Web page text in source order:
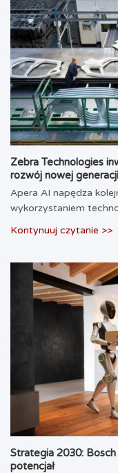
Zebra Technologies
rozwój nowej
Apera AI napędza
wykorzystaniem
Kontynuuj czytanie >>
Strategia 2030:
potencjał